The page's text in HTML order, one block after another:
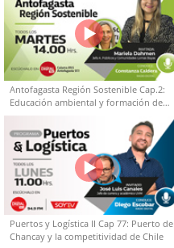
Antofagasta Región Sostenible Cap.2:
Educación ambiental y formación de
capacidades técnicas
Puertos y Logística II Cap 77: Puerto de
Chancay y la competitividad de Chile